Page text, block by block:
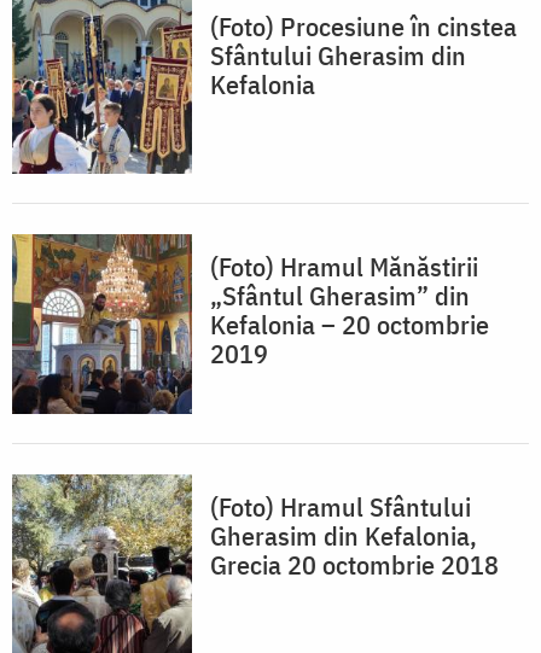
(Foto) Procesiune în cinstea
Sfântului Gherasim din
Kefalonia
(Foto) Hramul Mănăstirii
„Sfântul Gherasim” din
Kefalonia – 20 octombrie
2019
(Foto) Hramul Sfântului
Gherasim din Kefalonia,
Grecia 20 octombrie 2018